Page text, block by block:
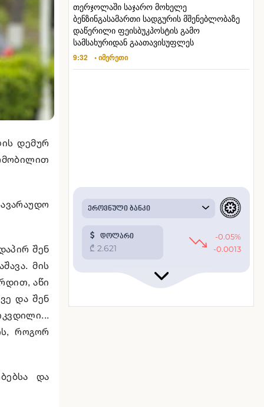
დემურ
შენ
მის
აწი
და შენ
როგორ
და
თერჯოლაში საჯარო მოხელე
ბენზინგასამართი სადგურის მშენებლობაზე
დაწერილი ფეისბუკპოსტის გამო
სამსახურიდან გაათავისუფლეს
9:32 • იმერეთი